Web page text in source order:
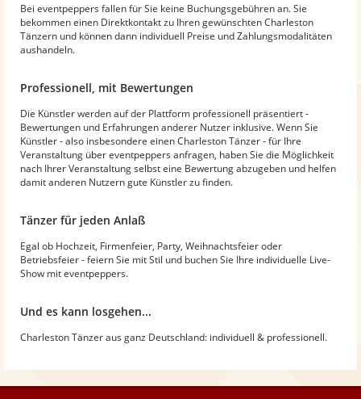
Bei eventpeppers fallen für Sie keine Buchungsgebühren an. Sie
bekommen einen Direktkontakt zu Ihren gewünschten Charleston
Tänzern und können dann individuell Preise und Zahlungsmodalitäten
aushandeln.
Professionell, mit Bewertungen
Die Künstler werden auf der Plattform professionell präsentiert -
Bewertungen und Erfahrungen anderer Nutzer inklusive. Wenn Sie
Künstler - also insbesondere einen Charleston Tänzer - für Ihre
Veranstaltung über eventpeppers anfragen, haben Sie die Möglichkeit
nach Ihrer Veranstaltung selbst eine Bewertung abzugeben und helfen
damit anderen Nutzern gute Künstler zu finden.
Tänzer für jeden Anlaß
Egal ob Hochzeit, Firmenfeier, Party, Weihnachtsfeier oder
Betriebsfeier - feiern Sie mit Stil und buchen Sie Ihre individuelle Live-
Show mit eventpeppers.
Und es kann losgehen...
Charleston Tänzer aus ganz Deutschland: individuell & professionell.